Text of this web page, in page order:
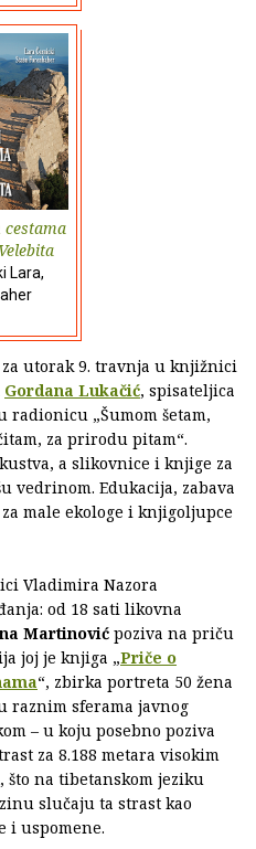
Lara,
utorak 9. travnja u knjižnici
Gordana Lukačić, spisateljica
„Šumom šetam,
za prirodu pitam“.
a slikovnice i knjige za
vedrinom. Edukacija, zabava
male ekologe i knjigoljupce
Vladimira Nazora
od 18 sati likovna
Martinović poziva na priču
joj je knjiga „Priče o
“, zbirka portreta 50 žena
raznim sferama javnog
– u koju posebno poziva
za 8.188 metara visokim
, što na tibetanskom jeziku
slučaju ta strast kao
i uspomene.